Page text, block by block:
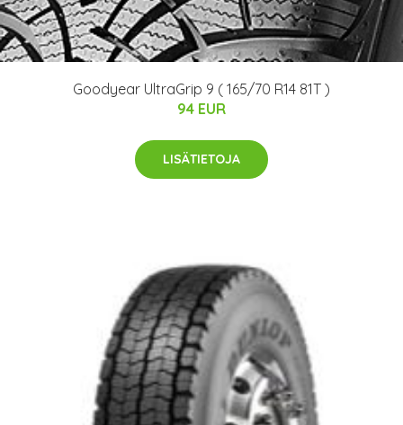
Goodyear UltraGrip 9 ( 165/70 R14 81T )
94 EUR
LISÄTIETOJA